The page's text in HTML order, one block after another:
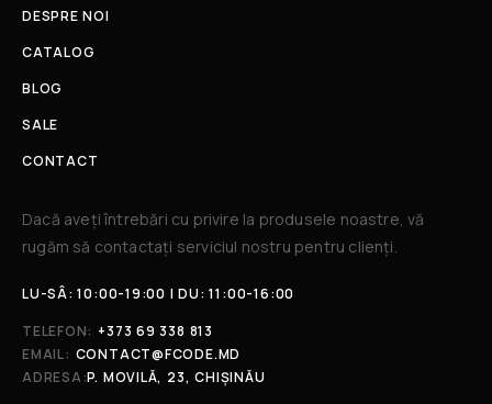
DESPRE NOI
CATALOG
BLOG
SALE
CONTACT
Dacă aveți întrebări cu privire la produsele noastre, vă
rugăm să contactați serviciul nostru pentru clienți.​
LU-SÂ: 10:00-19:00 | DU: 11:00-16:00
TELEFON: +373 69 338 813
EMAIL: CONTACT@FCODE.MD
ADRESA:P. MOVILĂ, 23, CHIȘINĂU